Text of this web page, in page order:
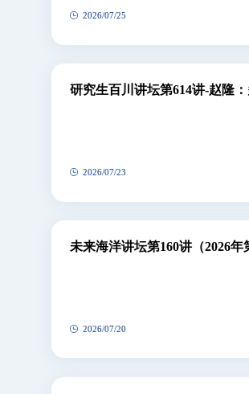
2026/07/25
研究生百川讲坛第614讲-赵隆
2026/07/23
未来海洋讲坛第160讲（2026
2026/07/20